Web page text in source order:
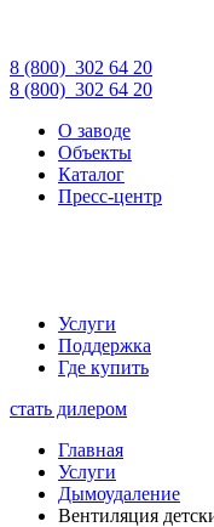
8 (800) 302 64 20
8 (800) 302 64 20
О заводе
Объекты
Каталог
Пресс-центр
Услуги
Поддержка
Где купить
стать дилером
Главная
Услуги
Дымоудаление
Вентиляция